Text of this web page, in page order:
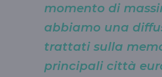
momento di
abbiamo una
trattati sulla
principali città